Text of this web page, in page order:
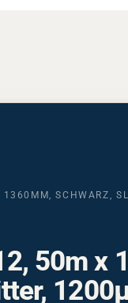
SCHWARZ,
50m x